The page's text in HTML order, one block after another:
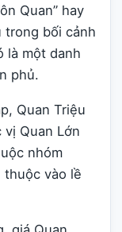
Quan” hay
trong bối cảnh
là một danh
phủ.
Quan Triệu
Quan Lớn
nhóm
thuộc vào lề